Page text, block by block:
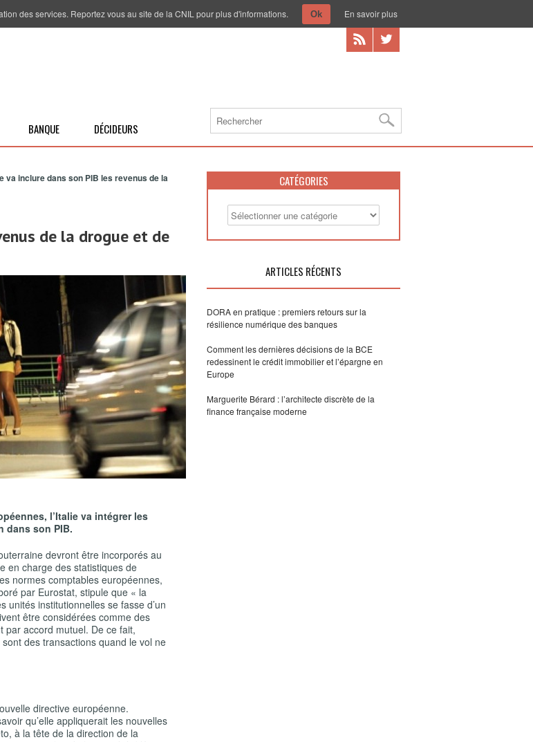
BANQUE DÉCIDEURS
va inclure dans son PIB les revenus de la
de la drogue et de
l’Italie va intégrer les
dans son PIB.
devront être incorporés au
en charge des statistiques de
normes comptables européennes,
par Eurostat, stipule que « la
unités institutionnelles se fasse d’un
être considérées comme des
par accord mutuel. De ce fait,
des transactions quand le vol ne
directive européenne.
qu’elle appliquerait les nouvelles
à la tête de la direction de la
CATÉGORIES
ARTICLES RÉCENTS
DORA en pratique : premiers retours sur la
résilience numérique des banques
Comment les dernières décisions de la BCE
redessinent le crédit immobilier et l’épargne en
Europe
Marguerite Bérard : l’architecte discrète de la
finance française moderne
des services. Reportez vous au site de la CNIL pour plus d'informations. Ok En savoir plus